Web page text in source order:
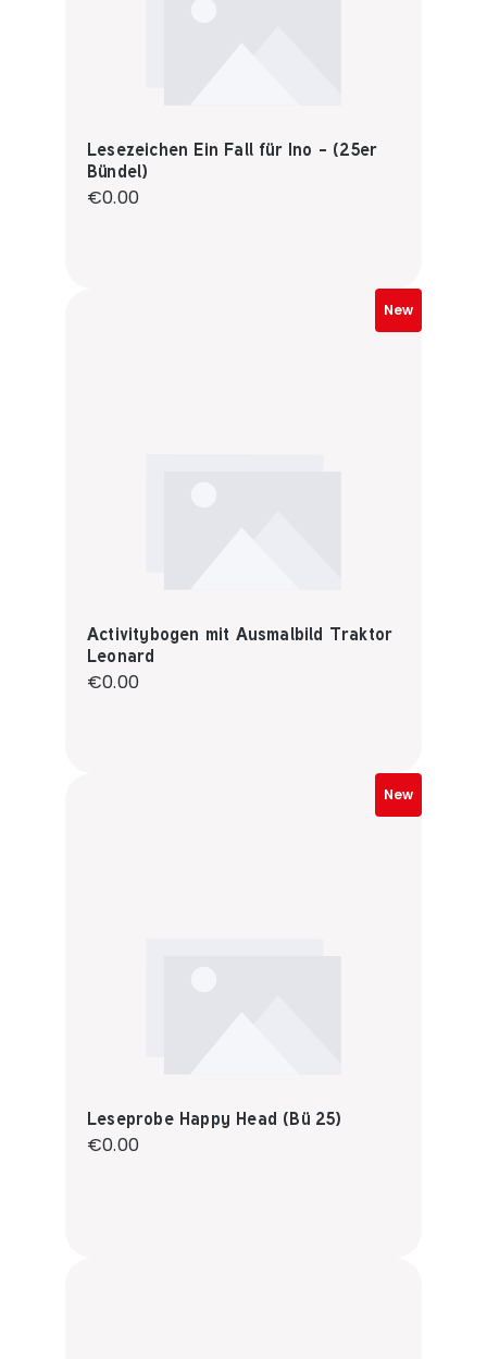
Lesezeichen Ein Fall für Ino - (25er
Bündel)
Regular price:
€0.00
New
Activitybogen mit Ausmalbild Traktor
Leonard
Regular price:
€0.00
New
Leseprobe Happy Head (Bü 25)
Regular price:
€0.00